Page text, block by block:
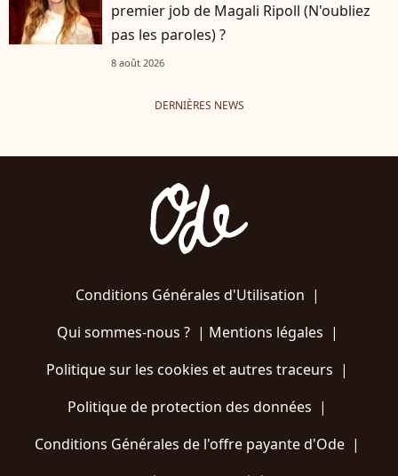
premier job de Magali Ripoll (N'oubliez
pas les paroles) ?
8 août 2026
DERNIÈRES NEWS
Conditions Générales d'Utilisation |
Qui sommes-nous ?| Mentions légales |
Politique sur les cookies et autres traceurs |
Politique de protection des données |
Conditions Générales de l'offre payante d'Ode |